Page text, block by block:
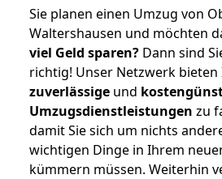
Sie planen einen Umzug von
Waltershausen und möchten
viel Geld sparen? Dann sind
richtig! Unser Netzwerk bieten
zuverlässige und
Umzugsdienstleistungen zu
damit Sie sich um nichts
wichtigen Dinge in Ihrem
kümmern müssen. Weiterhin